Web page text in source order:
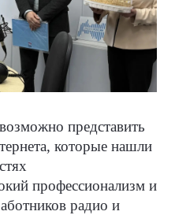
представить
которые нашли
профессионализм и
радио и